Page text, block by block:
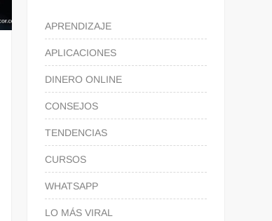
APRENDIZAJE
APLICACIONES
DINERO ONLINE
CONSEJOS
TENDENCIAS
CURSOS
WHATSAPP
LO MÁS VIRAL